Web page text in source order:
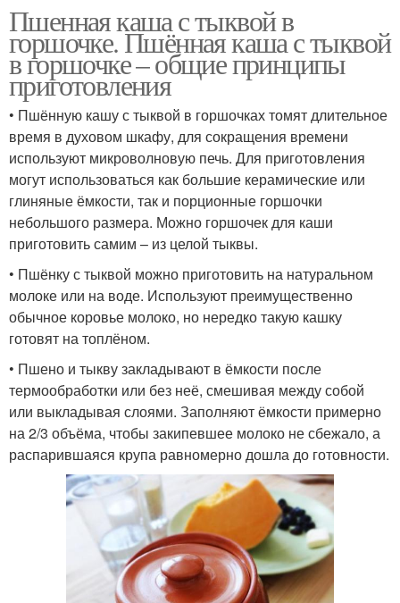
Пшенная каша с тыквой в
горшочке. Пшённая каша с тыквой
в горшочке – общие принципы
приготовления
• Пшённую кашу с тыквой в горшочках томят длительное
время в духовом шкафу, для сокращения времени
используют микроволновую печь. Для приготовления
могут использоваться как большие керамические или
глиняные ёмкости, так и порционные горшочки
небольшого размера. Можно горшочек для каши
приготовить самим – из целой тыквы.
• Пшёнку с тыквой можно приготовить на натуральном
молоке или на воде. Используют преимущественно
обычное коровье молоко, но нередко такую кашку
готовят на топлёном.
• Пшено и тыкву закладывают в ёмкости после
термообработки или без неё, смешивая между собой
или выкладывая слоями. Заполняют ёмкости примерно
на 2/3 объёма, чтобы закипевшее молоко не сбежало, а
распарившаяся крупа равномерно дошла до готовности.